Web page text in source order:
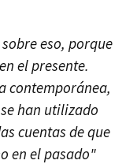
eso, porque
el presente.
contemporánea,
han utilizado
cuentas de que
en el pasado"